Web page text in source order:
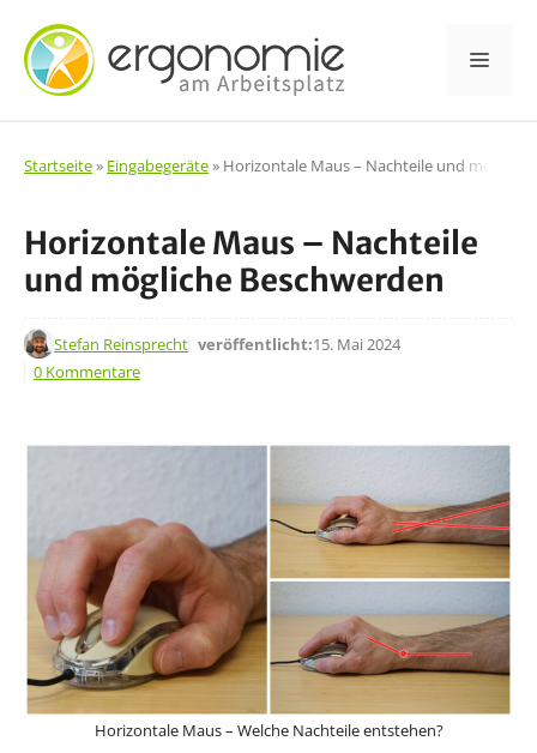
Inhalt
springen
Startseite» Eingabegeräte» Horizontale Maus – Nachteile und
Horizontale Maus – Nachteile
und mögliche Beschwerden
Stefan Reinsprecht veröffentlicht:15. Mai 2024
15. Mai 2024
0 Kommentare
Horizontale Maus – Welche Nachteile entstehen?